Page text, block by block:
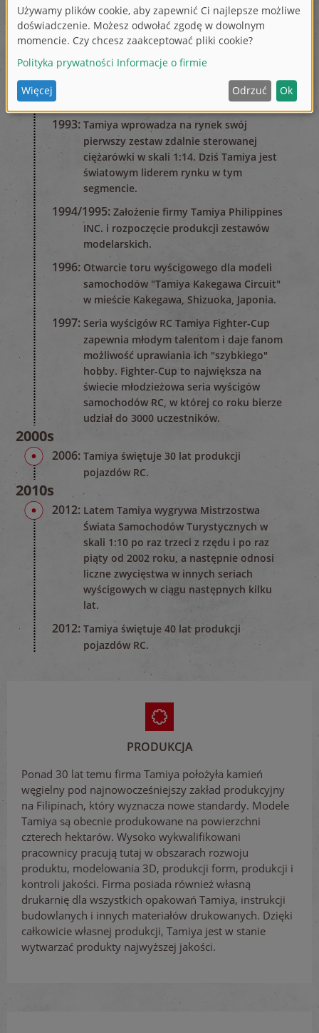
w wieku 83 lat.
1989: Tamiya Europe GmbH została założona w
Niemczech.
1990s
1992:
Początek serii wyścigowej Tamiya Euro-
1993: Tamiya wprowadza na rynek swój
pierwszy zestaw zdalnie sterowanej
ciężarówki w skali 1:14. Dziś Tamiya jest
światowym liderem rynku w tym
segmencie.
1994/1995: Założenie firmy Tamiya Philippines
INC. i rozpoczęcie produkcji zestawów
modelarskich.
1996: Otwarcie toru wyścigowego dla modeli
samochodów "Tamiya Kakegawa Circuit"
w mieście Kakegawa, Shizuoka, Japonia.
1997: Seria wyścigów RC Tamiya Fighter-Cup
zapewnia młodym talentom i daje fanom
możliwość uprawiania ich "szybkiego"
hobby. Fighter-Cup to największa na
świecie młodzieżowa seria wyścigów
samochodów RC, w której co roku bierze
udział do 3000 uczestników.
2000s
2006: Tamiya świętuje 30 lat produkcji
pojazdów RC.
2010s
2012: Latem Tamiya wygrywa Mistrzostwa
Świata Samochodów Turystycznych w
skali 1:10 po raz trzeci z rzędu i po raz
piąty od 2002 roku, a następnie odnosi
liczne zwycięstwa w innych seriach
wyścigowych w ciągu następnych kilku
lat.
2012: Tamiya świętuje 40 lat produkcji
pojazdów RC.
PRODUKCJA
Ponad 30 lat temu firma Tamiya położyła kamień
węgielny pod najnowocześniejszy zakład produkcyjny
na Filipinach, który wyznacza nowe standardy. Modele
Tamiya są obecnie produkowane na powierzchni
czterech hektarów. Wysoko wykwalifikowani
pracownicy pracują tutaj w obszarach rozwoju
produktu, modelowania 3D, produkcji form, produkcji i
kontroli jakości. Firma posiada również własną
drukarnię dla wszystkich opakowań Tamiya, instrukcji
budowlanych i innych materiałów drukowanych. Dzięki
całkowicie własnej produkcji, Tamiya jest w stanie
wytwarzać produkty najwyższej jakości.